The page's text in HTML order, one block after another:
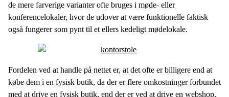
de mere farverige varianter ofte bruges i møde- eller
konferencelokaler, hvor de udover at være funktionelle faktisk
også fungerer som pynt til et ellers kedeligt mødelokale.
Fordelen ved at handle på nettet er, at det ofte er billigere end at
købe dem i en fysisk butik, da der er flere omkostninger forbundet
med at drive en fysisk butik, end der er ved at drive en webshop,